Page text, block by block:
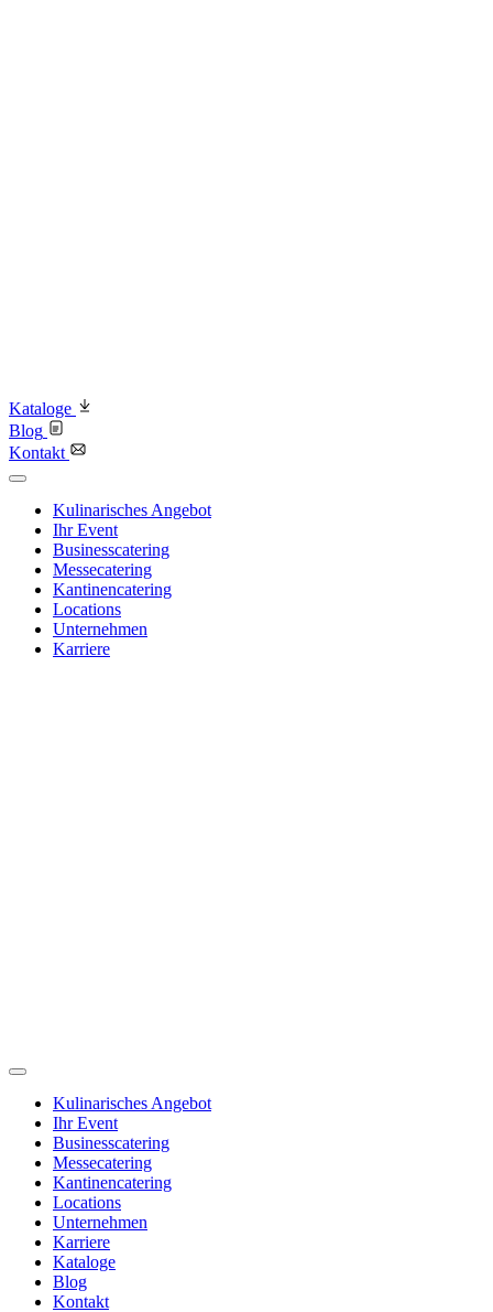
Kataloge
Blog
Kontakt
Kulinarisches Angebot
Ihr Event
Businesscatering
Messecatering
Kantinencatering
Locations
Unternehmen
Karriere
Kulinarisches Angebot
Ihr Event
Businesscatering
Messecatering
Kantinencatering
Locations
Unternehmen
Karriere
Kataloge
Blog
Kontakt